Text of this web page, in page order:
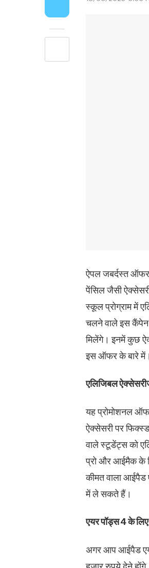
ऐपल जबर्दस्त
पेंसिल जैसी
स्कूल प्रोग्राम में
चलने वाले इस
मिलेंगे। इनमें कुछ
इस ऑफर के बारे में।
एलिजिबल
यह प्रोमोशनल
ऐक्सेसरी पर
वाले स्टूडेंट्स को
प्रो और आईमैक के
कीमत वाला आईपैड
में ले सकते हैं।
एयर पॉड्स 4 के
अगर आप आईपैड